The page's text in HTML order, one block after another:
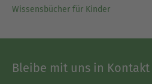
Wissensbücher für Kinder
Bleibe mit uns in Kontakt